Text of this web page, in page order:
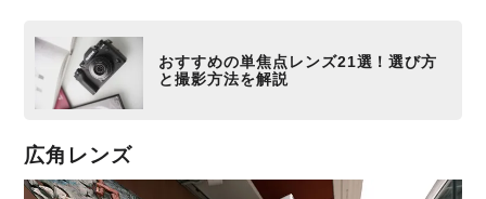
おすすめの単焦点レンズ21選！選び方
と撮影方法を解説
広角レンズ